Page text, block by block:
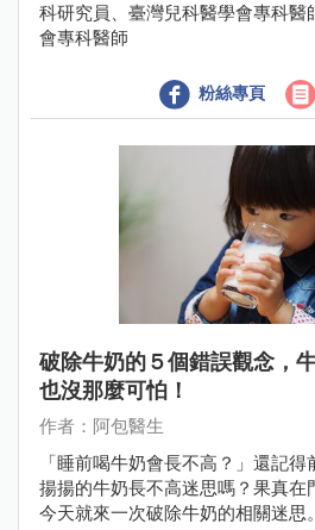
科研究員、臺灣兒科醫學會專科醫
會專科醫師
粉絲專頁
破除牛奶的５個錯誤觀念，
也沒那麼可怕！
作者：阿包醫生
「睡前喝牛奶會長不高？」還記
揚揚的牛奶長不高迷思嗎？果真在
今天就來一次破除牛奶的相關迷思。